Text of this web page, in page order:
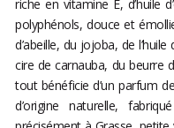
riche en vitamine E, d’huile
polyphénols, douce et
d’abeille, du jojoba, de
cire de carnauba, du beurre
tout bénéficie d’un parfum
d’origine naturelle,